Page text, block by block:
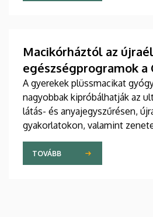
jelent meg tanulmány a világ
szerzője a Debreceni Egyetem
Macikórháztól az
egészségprogramok a
A gyerekek plüssmacikat
nagyobbak kipróbálhatják az
látás- és anyajegyszűrésen,
gyakorlatokon, valamint
egészséget támogató
is részt vehetnek a július 22-
Fesztiválon. A Debreceni
Egyetem téren felállított
TOVÁBB